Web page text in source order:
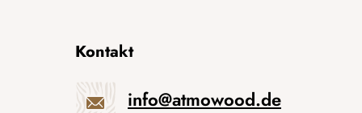
Kontakt
info@atmowood.de